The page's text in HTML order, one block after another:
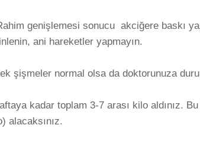
genişlemesi sonucu akciğere baskı
ani hareketler yapmayın.
şişmeler normal olsa da doktorunuza
kadar toplam 3-7 arası kilo aldınız.
alacaksınız.